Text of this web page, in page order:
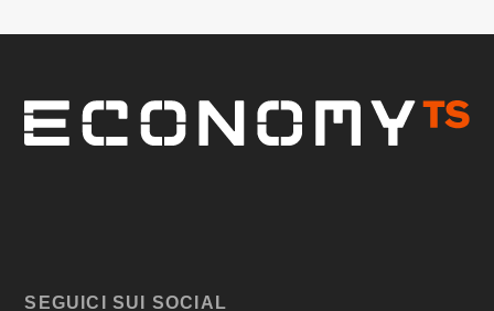
SEGUICI SUI SOCIAL